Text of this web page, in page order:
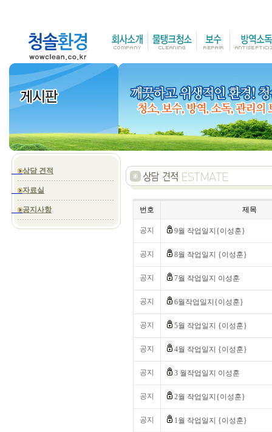
상담 견적
자료실
공지사항 번호 제목
공지 9월 작업일지{이성훈}
공지 8월 작업일지 {이성훈}
공지 7월 작업일지 이성훈
공지 6월작업일지{이성훈}
공지 5월 작업일지 {이성훈}
공지 4월 작업일지 {이성훈}
공지 3 월작업일지 이성훈
공지 2월 작업일지{이성훈}
공지 1월 작업일지 {이성훈}